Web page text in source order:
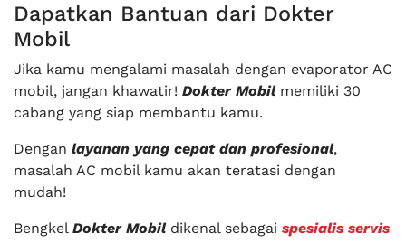
Dapatkan Bantuan dari Dokter
Mobil
Jika kamu mengalami masalah dengan evaporator AC
mobil, jangan khawatir! Dokter Mobilmemiliki 30
cabang yang siap membantu kamu.
Dengan layanan yang cepat dan profesional,
masalah AC mobil kamu akan teratasi dengan
mudah!
Bengkel Dokter Mobildikenal sebagai spesialis servis